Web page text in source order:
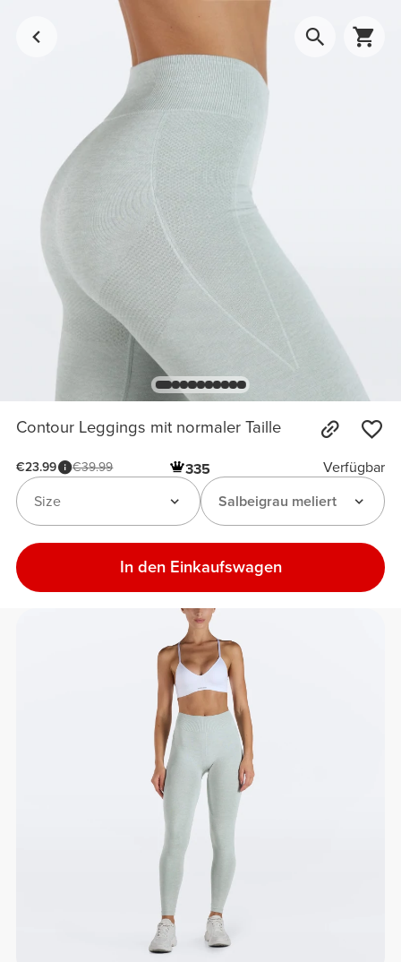
Contour Leggings mit normaler Taille
€23.99 €39.99 335
Verfügbar
Salbeigrau meliert
Size
In den Einkaufswagen